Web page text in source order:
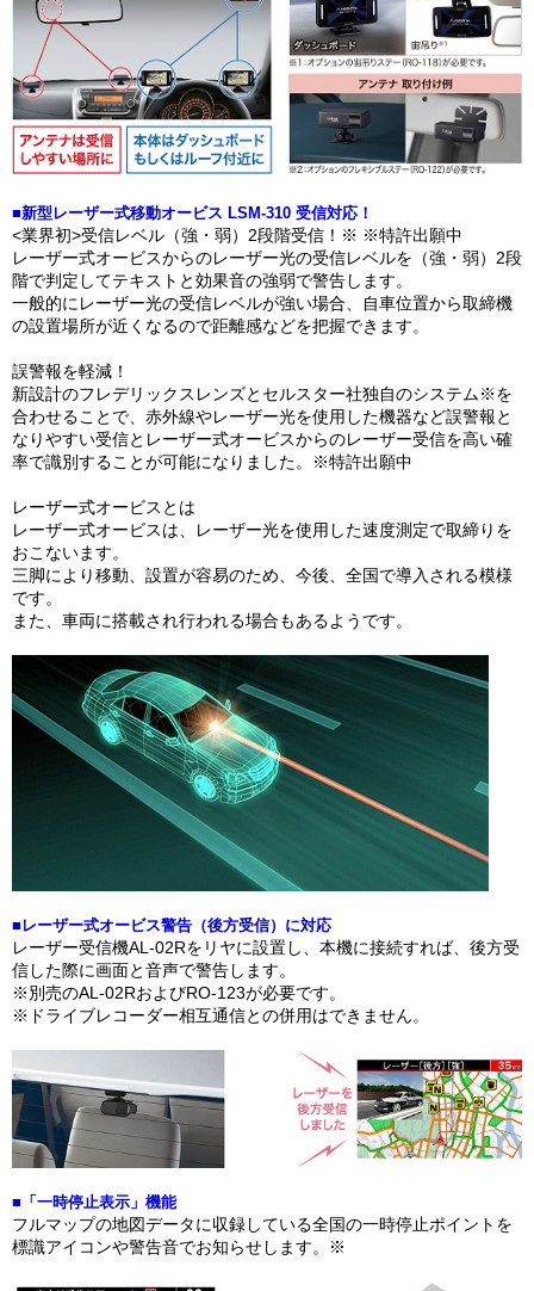
■新型レーザー式移動オービス LSM-310 受信対応！
<業界初>受信レベル（強・弱）2段階受信！※ ※特許出願中
レーザー式オービスからのレーザー光の受信レベルを（強・弱）2段
階で判定してテキストと効果音の強弱で警告します。
一般的にレーザー光の受信レベルが強い場合、自車位置から取締機
の設置場所が近くなるので距離感などを把握できます。
誤警報を軽減！
新設計のフレデリックスレンズとセルスター社独自のシステム※を
合わせることで、赤外線やレーザー光を使用した機器など誤警報と
なりやすい受信とレーザー式オービスからのレーザー受信を高い確
率で識別することが可能になりました。※特許出願中
レーザー式オービスとは
レーザー式オービスは、レーザー光を使用した速度測定で取締りを
おこないます。
三脚により移動、設置が容易のため、今後、全国で導入される模様
です。
また、車両に搭載され行われる場合もあるようです。
■レーザー式オービス警告（後方受信）に対応
レーザー受信機AL-02Rをリヤに設置し、本機に接続すれば、後方受
信した際に画面と音声で警告します。
※別売のAL-02RおよびRO-123が必要です。
※ドライブレコーダー相互通信との併用はできません。
■「一時停止表示」機能
フルマップの地図データに収録している全国の一時停止ポイントを
標識アイコンや警告音でお知らせします。※